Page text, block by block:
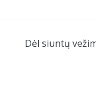
Dėl siuntų